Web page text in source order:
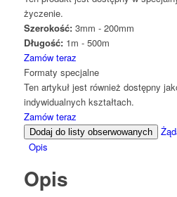
życzenie.
Szerokość:3mm - 200mm
Długość:1m - 500m
Zamów teraz
Formaty specjalne
Ten artykuł jest również dostępny
indywidualnych kształtach.
Zamów teraz
Dodaj do listy obserwowanych
Opis
Opis